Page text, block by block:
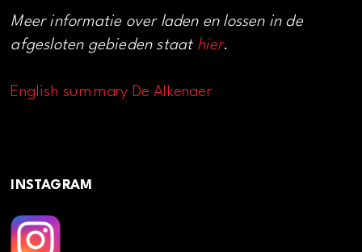
Meer informatie over laden en lossen in de
afgesloten gebieden staat hier.
English summary De Alkenaer
INSTAGRAM